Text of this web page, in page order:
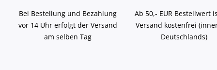
Bei Bestellung und Bezahlung
vor 14 Uhr erfolgt der Versand
am selben Tag
Ab 50,- EUR Bestellwert
Versand kostenfrei
Deutschlands)